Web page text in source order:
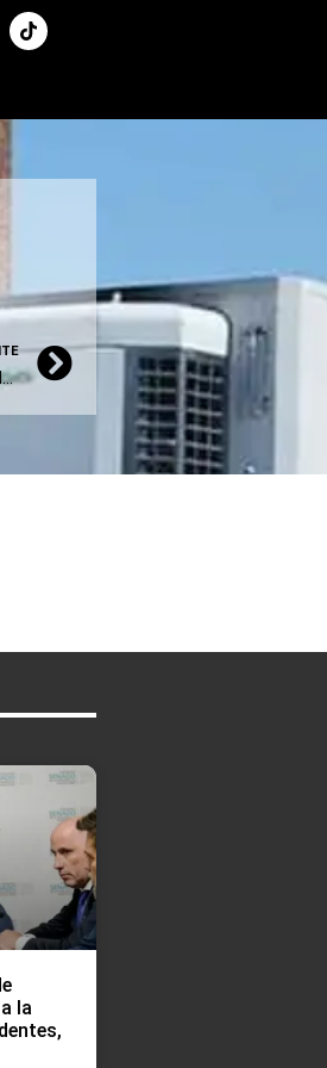
Reabre La Suipachense después de estar paralizada durante nueve meses
la